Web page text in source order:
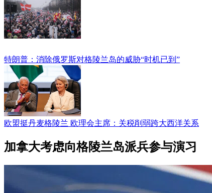
特朗普：消除俄罗斯对格陵兰岛的威胁“时机已到”
欧盟挺丹麦格陵兰 欧理会主席：关税削弱跨大西洋关系
加拿大考虑向格陵兰岛派兵参与演习